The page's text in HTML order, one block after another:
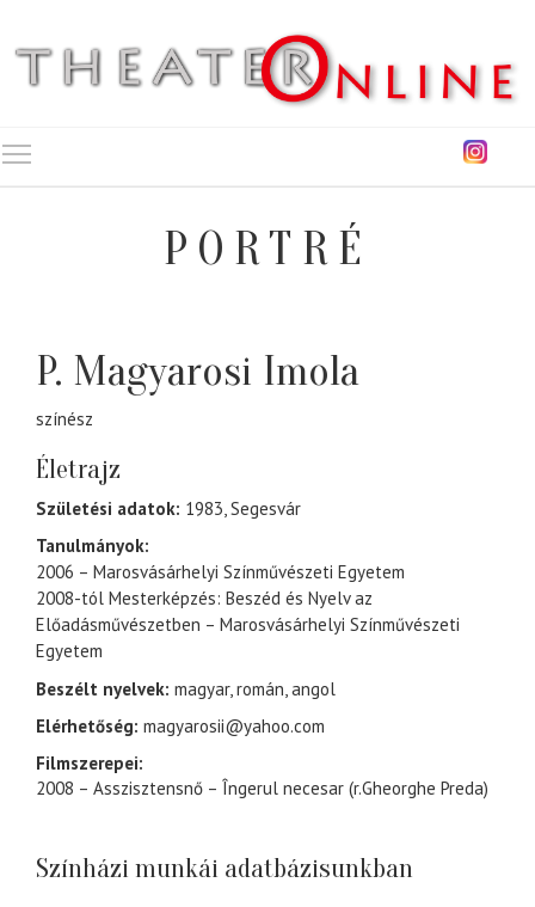
PORTRÉ
P. Magyarosi Imola
színész
Életrajz
Születési adatok: 1983, Segesvár
Tanulmányok:
2006 – Marosvásárhelyi Színművészeti Egyetem
2008-tól Mesterképzés: Beszéd és Nyelv az
Előadásművészetben – Marosvásárhelyi Színművészeti
Egyetem
Beszélt nyelvek: magyar, román, angol
Elérhetőség: magyarosii@yahoo.com
Filmszerepei:
2008 – Asszisztensnő – Îngerul necesar (r.Gheorghe Preda)
Színházi munkái adatbázisunkban